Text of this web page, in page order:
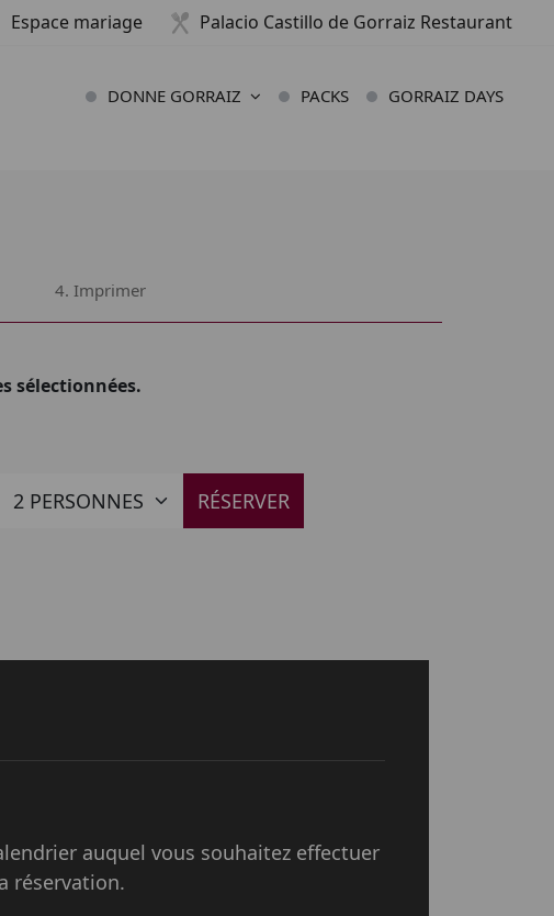
Espace mariage Palacio Castillo de Gorraiz Restaurant
DONNE GORRAIZ
PACKS GORRAIZ DAYS
4. Imprimer
sélectionnées.
DE PERSONNES
auquel vous souhaitez effectuer
réservation.